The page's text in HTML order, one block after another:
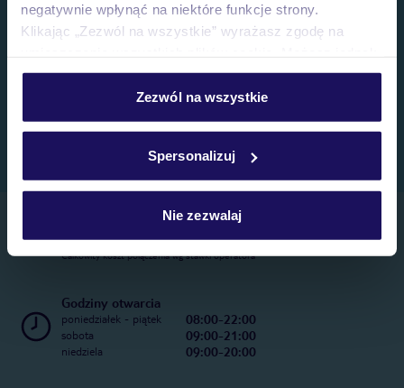
negatywnie wpłynąć na niektóre funkcje strony.
Klikając „Zezwól na wszystkie” wyrażasz zgodę na
personalizować swój wybór wchodząc w zakładkę
Szczegółowe informacje o plikach cookie znajdziesz
Zezwól na wszystkie
Spersonalizuj
Nie zezwalaj
Telefoniczne Centrum Rezerwacji
22 270 31 20
Całkowity koszt połączenia wg stawki operatora
Godziny otwarcia
poniedziałek - piątek 08:00-22:00
sobota 09:00-21:00
niedziela 09:00-20:00